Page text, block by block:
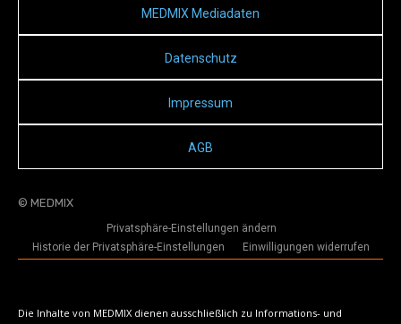
MEDMIX Mediadaten
Datenschutz
Impressum
AGB
© MEDMIX
Privatsphäre-Einstellungen ändern
Historie der Privatsphäre-Einstellungen
Einwilligungen widerrufen
Die Inhalte von MEDMIX dienen ausschließlich zu Informations- und